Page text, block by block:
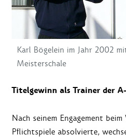
Karl Bögelein im Jahr 2002
Meisterschale
Titelgewinn als Trainer der
Nach seinem Engagement
Pflichtspiele absolvierte,